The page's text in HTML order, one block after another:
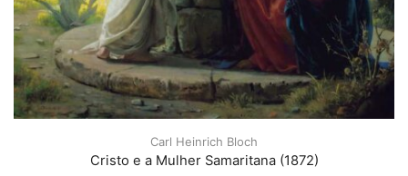
Carl Heinrich Bloch
Cristo e a Mulher Samaritana (1872)